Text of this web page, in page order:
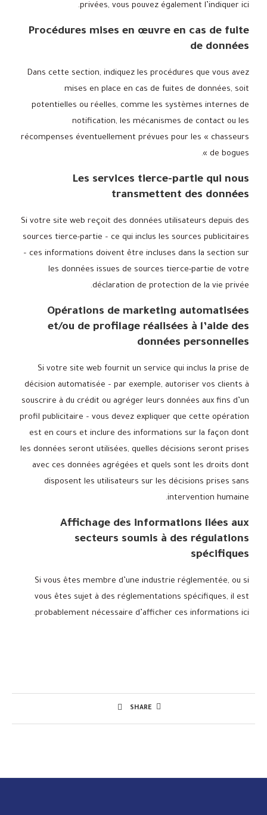
privées, vous pouvez également l’indiquer ici.
Procédures mises en œuvre en cas de fuite
de données
Dans cette section, indiquez les procédures que vous avez
mises en place en cas de fuites de données, soit
potentielles ou réelles, comme les systèmes internes de
notification, les mécanismes de contact ou les
récompenses éventuellement prévues pour les « chasseurs
de bogues ».
Les services tierce-partie qui nous
transmettent des données
Si votre site web reçoit des données utilisateurs depuis des
sources tierce-partie – ce qui inclus les sources publicitaires
– ces informations doivent être incluses dans la section sur
les données issues de sources tierce-partie de votre
déclaration de protection de la vie privée.
Opérations de marketing automatisées
et/ou de profilage réalisées à l’aide des
données personnelles
Si votre site web fournit un service qui inclus la prise de
décision automatisée – par exemple, autoriser vos clients à
souscrire à du crédit ou agréger leurs données aux fins d’un
profil publicitaire – vous devez expliquer que cette opération
est en cours et inclure des informations sur la façon dont
les données seront utilisées, quelles décisions seront prises
avec ces données agrégées et quels sont les droits dont
disposent les utilisateurs sur les décisions prises sans
intervention humaine.
Affichage des informations liées aux
secteurs soumis à des régulations
spécifiques
Si vous êtes membre d’une industrie réglementée, ou si
vous êtes sujet à des réglementations spécifiques, il est
probablement nécessaire d’afficher ces informations ici.
SHARE